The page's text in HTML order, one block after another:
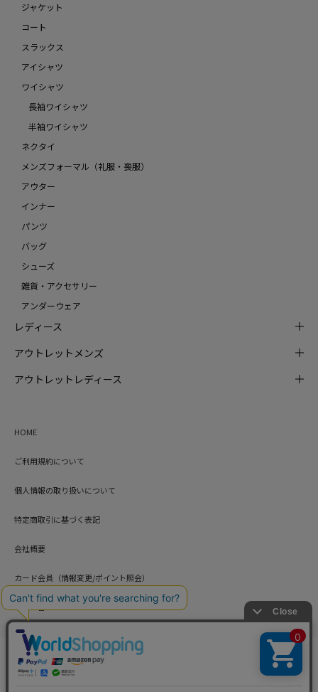
ジャケット
コート
スラックス
アイシャツ
ワイシャツ
長袖ワイシャツ
半袖ワイシャツ
ネクタイ
メンズフォーマル（礼服・喪服）
アウター
インナー
パンツ
バッグ
シューズ
雑貨・アクセサリー
アンダーウェア
レディース
アウトレットメンズ
アウトレットレディース
HOME
ご利用規約について
個人情報の取り扱いについて
特定商取引に基づく表記
会社概要
カード会員（情報変更/ポイント照会）